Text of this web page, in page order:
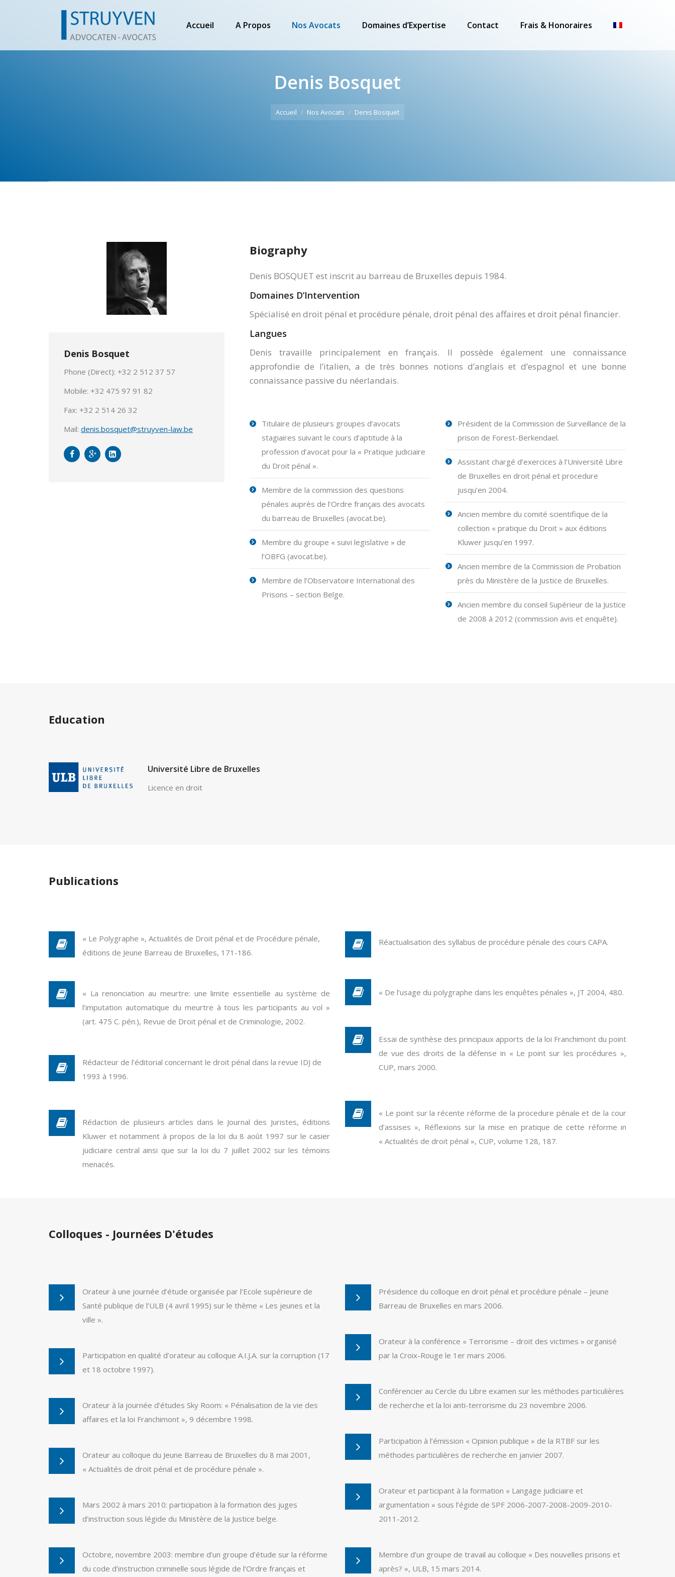
Accueil A Propos Nos Avocats Domaines d’Expertise Contact Frais & Honoraires
Denis Bosquet
Accueil Nos Avocats Denis Bosquet
Denis Bosquet
Phone (Direct): +32 2 512 37 57
Mobile: +32 475 97 91 82
Fax: +32 2 514 26 32
Mail: denis.bosquet@struyven-law.be
Biography
Denis BOSQUET est inscrit au barreau de Bruxelles depuis 1984.
Domaines D’Intervention
Spécialisé en droit pénal et procédure pénale, droit pénal des affaires et droit pénal financier.
Langues
Denis travaille principalement en français. Il possède également une connaissance
approfondie de l’italien, a de très bonnes notions d’anglais et d’espagnol et une bonne
connaissance passive du néerlandais.
Titulaire de plusieurs groupes d’avocats
stagiaires suivant le cours d’aptitude à la
profession d’avocat pour la « Pratique judiciaire
du Droit pénal ».
Membre de la commission des questions
pénales auprès de l’Ordre français des avocats
du barreau de Bruxelles (avocat.be).
Membre du groupe « suivi legislative » de
l’OBFG (avocat.be).
Membre de l’Observatoire International des
Prisons – section Belge.
Président de la Commission de Surveillance de la
prison de Forest-Berkendael.
Assistant chargé d’exercices à l’Université Libre
de Bruxelles en droit pénal et procedure
jusqu’en 2004.
Ancien membre du comité scientifique de la
collection « pratique du Droit » aux éditions
Kluwer jusqu’en 1997.
Ancien membre de la Commission de Probation
près du Ministère de la Justice de Bruxelles.
Ancien membre du conseil Supérieur de la Justice
de 2008 à 2012 (commission avis et enquête).
Education
Université Libre de Bruxelles
Licence en droit
Publications
« Le Polygraphe », Actualités de Droit pénal et de Procédure pénale,
éditions de Jeune Barreau de Bruxelles, 171-186.
« La renonciation au meurtre: une limite essentielle au système de
l’imputation automatique du meurtre à tous les participants au vol »
(art. 475 C. pén.), Revue de Droit pénal et de Criminologie, 2002.
Rédacteur de l’éditorial concernant le droit pénal dans la revue IDJ de
1993 à 1996.
Rédaction de plusieurs articles dans le Journal des Juristes, éditions
Kluwer et notamment à propos de la loi du 8 août 1997 sur le casier
judiciaire central ainsi que sur la loi du 7 juillet 2002 sur les témoins
menacés.
Réactualisation des syllabus de procédure pénale des cours CAPA.
« De l’usage du polygraphe dans les enquêtes pénales », JT 2004, 480.
Essai de synthèse des principaux apports de la loi Franchimont du point
de vue des droits de la défense in « Le point sur les procédures »,
CUP, mars 2000.
« Le point sur la récente réforme de la procedure pénale et de la cour
d’assises », Réflexions sur la mise en pratique de cette réforme in
« Actualités de droit pénal », CUP, volume 128, 187.
Colloques - Journées D'études
Orateur à une journée d’étude organisée par l’Ecole supérieure de
Santé publique de l’ULB (4 avril 1995) sur le thème « Les jeunes et la
ville ».
Participation en qualité d’orateur au colloque A.I.J.A. sur la corruption (17
et 18 octobre 1997).
Orateur à la journée d’études Sky Room: « Pénalisation de la vie des
affaires et la loi Franchimont », 9 décembre 1998.
Orateur au colloque du Jeune Barreau de Bruxelles du 8 mai 2001,
« Actualités de droit pénal et de procédure pénale ».
Mars 2002 à mars 2010: participation à la formation des juges
d’instruction sous légide du Ministère de la Justice belge.
Octobre, novembre 2003: membre d’un groupe d’étude sur la réforme
du code d’instruction criminelle sous légide de l’Ordre français et
Présidence du colloque en droit pénal et procédure pénale – Jeune
Barreau de Bruxelles en mars 2006.
Orateur à la conférence « Terrorisme – droit des victimes » organisé
par la Croix-Rouge le 1er mars 2006.
Conférencier au Cercle du Libre examen sur les méthodes particulières
de recherche et la loi anti-terrorisme du 23 novembre 2006.
Participation à l’émission « Opinion publique » de la RTBF sur les
méthodes particulières de recherche en janvier 2007.
Orateur et participant à la formation « Langage judiciaire et
argumentation » sous l’égide de SPF 2006-2007-2008-2009-2010-
2011-2012.
Membre d’un groupe de travail au colloque « Des nouvelles prisons et
après? », ULB, 15 mars 2014.